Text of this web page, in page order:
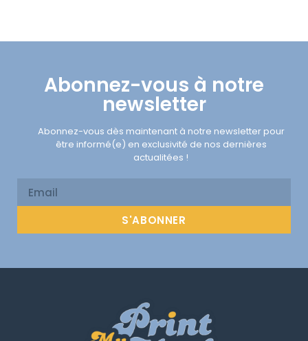
Abonnez-vous à notre
newsletter
Abonnez-vous dès maintenant à notre newsletter pour
être informé(e) en exclusivité de nos dernières
actualitées !
S'ABONNER